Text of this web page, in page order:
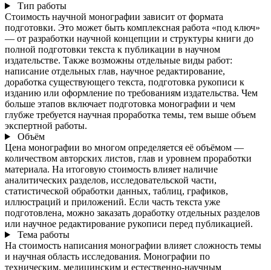
Тип работы
Стоимость научной монографии зависит от формата
подготовки. Это может быть комплексная работа «под ключ»
— от разработки научной концепции и структуры книги до
полной подготовки текста к публикации в научном
издательстве. Также возможны отдельные виды работ:
написание отдельных глав, научное редактирование,
доработка существующего текста, подготовка рукописи к
изданию или оформление по требованиям издательства. Чем
больше этапов включает подготовка монографии и чем
глубже требуется научная проработка темы, тем выше объем
экспертной работы.
Объём
Цена монографии во многом определяется её объёмом —
количеством авторских листов, глав и уровнем проработки
материала. На итоговую стоимость влияет наличие
аналитических разделов, исследовательской части,
статистической обработки данных, таблиц, графиков,
иллюстраций и приложений. Если часть текста уже
подготовлена, можно заказать доработку отдельных разделов
или научное редактирование рукописи перед публикацией.
Тема работы
На стоимость написания монографии влияет сложность темы
и научная область исследования. Монографии по
техническим, медицинским и естественно-научным